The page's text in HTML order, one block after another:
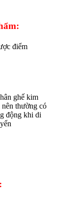
điểm
ghế kim
nên thường có
động khi di